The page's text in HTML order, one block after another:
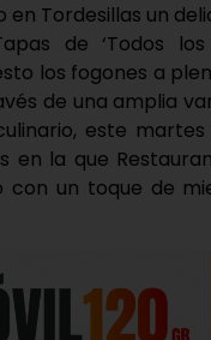
en Tordesillas un
de ‘Todos
los fogones a
de una amplia
este
la que
con un toque de